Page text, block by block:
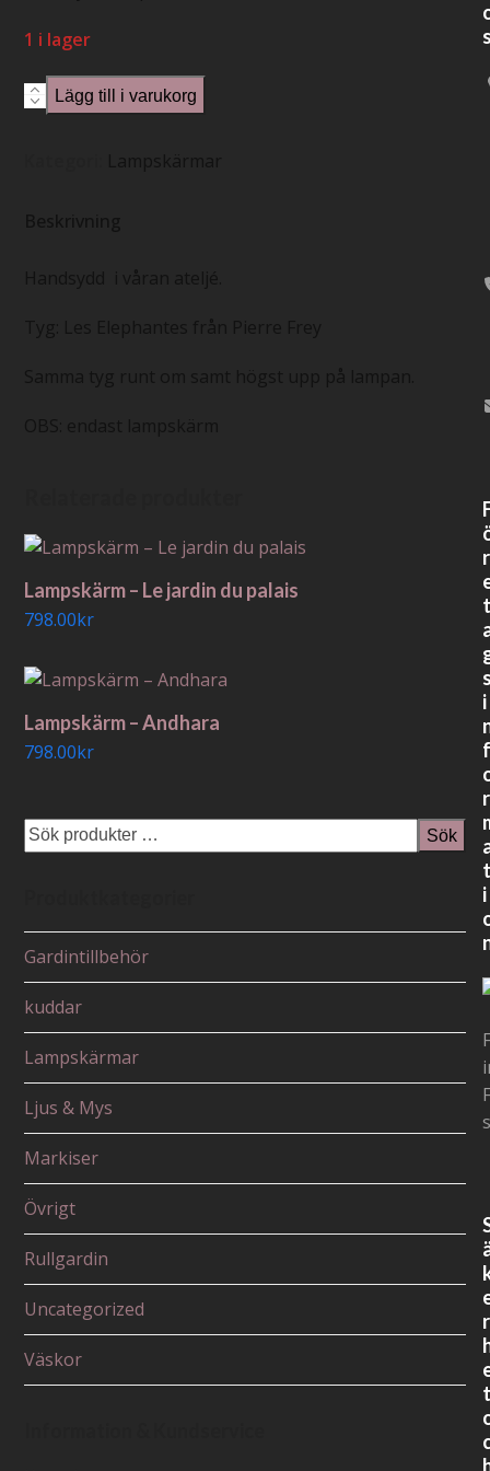
1 i lager
Lampskärm
Lägg till i varukorg
Lampskärm – Le jardin du palais
798.00kr
Lampskärm – Andhara
798.00kr
Sök
Gardintillbehör
kuddar
Lampskärmar
Ljus & Mys
Markiser
Övrigt
Rullgardin
Uncategorized
Väskor
r
t
i
f
r
t
i
r
t